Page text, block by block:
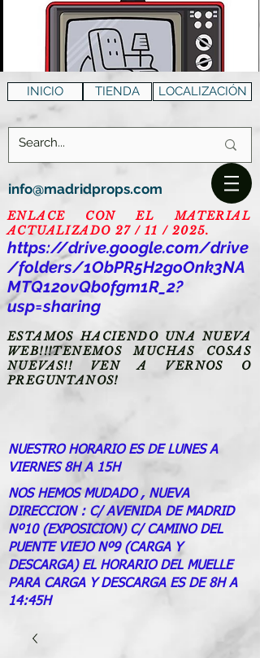
INICIO TIENDA LOCALIZACIÓN
info@madridprops.com
ENLACE CON EL MATERIAL
ACTUALIZADO 27 / 11 / 2025.
https://drive.google.com/drive
/folders/1ObPR5H2goOnk3NA
MTQ12ovQb0fgm1R_2?
usp=sharing
ESTAMOS HACIENDO UNA NUEVA
WEB!!!TENEMOS MUCHAS COSAS
NUEVAS!! VEN A VERNOS O
PREGUNTANOS!
NUESTRO HORARIO ES DE LUNES A
VIERNES 8H A 15H
NOS HEMOS MUDADO , NUEVA
DIRECCION : C/ AVENIDA DE MADRID
Nº10 (EXPOSICION) C/ CAMINO DEL
PUENTE VIEJO Nº9 (CARGA Y
DESCARGA) EL HORARIO DEL MUELLE
PARA CARGA Y DESCARGA ES DE 8H A
14:45H